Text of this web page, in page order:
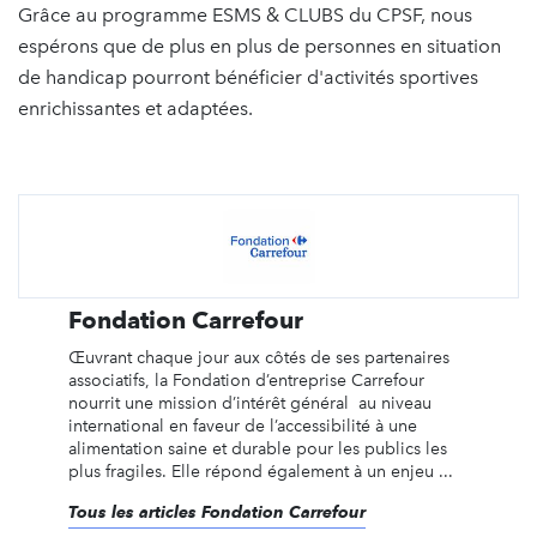
Grâce au programme ESMS & CLUBS du CPSF, nous
espérons que de plus en plus de personnes en situation
de handicap pourront bénéficier d'activités sportives
enrichissantes et adaptées.
Fondation Carrefour
Œuvrant chaque jour aux côtés de ses partenaires
associatifs, la Fondation d’entreprise Carrefour
nourrit une mission d’intérêt général au niveau
international en faveur de l’accessibilité à une
alimentation saine et durable pour les publics les
plus fragiles. Elle répond également à un enjeu ...
Tous les articles Fondation Carrefour